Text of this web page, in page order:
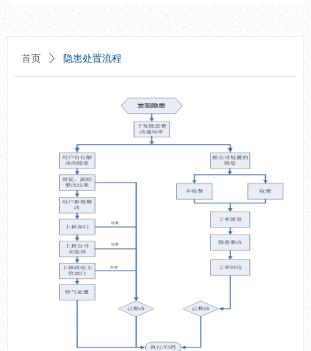
首页 ꄲ 隐患处置流程